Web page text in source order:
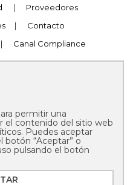
|
Proveedores
|
Contacto
| Canal Compliance
Mallorca
permitir una
el contenido del sitio web
Puedes aceptar
botón “Aceptar” o
pulsando el botón